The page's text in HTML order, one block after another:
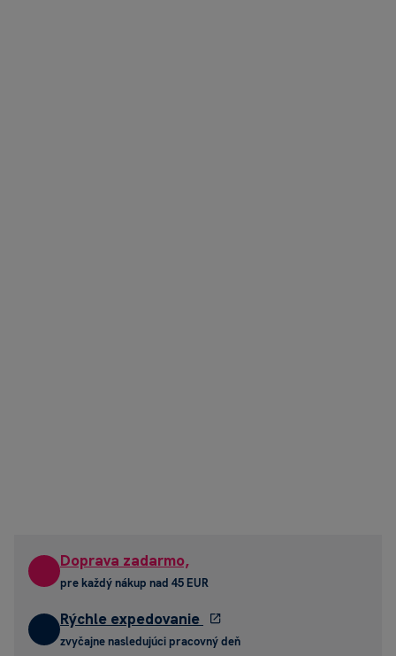
Doprava zadarmo,
pre každý nákup nad 45 EUR
Rýchle expedovanie
zvyčajne nasledujúci pracovný deň